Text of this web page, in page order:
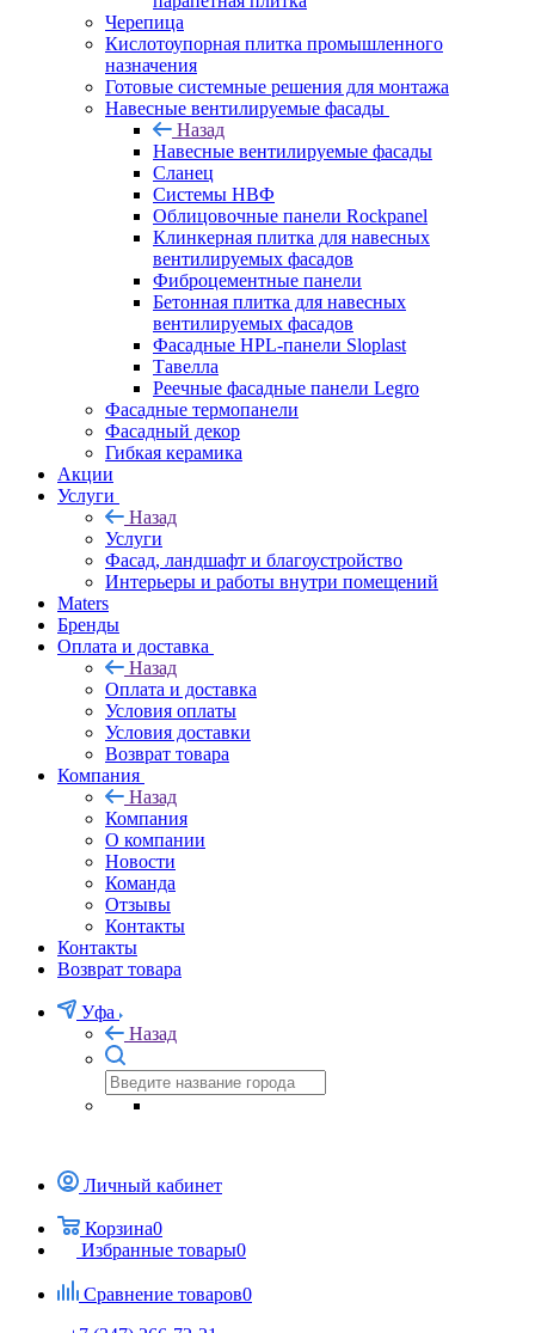
Черепица
Кислотоупорная плитка промышленного
назначения
Готовые системные решения для монтажа
Навесные вентилируемые фасады
Назад
Навесные вентилируемые фасады
Сланец
Системы НВФ
Облицовочные панели Rockpanel
Клинкерная плитка для навесных
вентилируемых фасадов
Фиброцементные панели
Бетонная плитка для навесных
вентилируемых фасадов
Фасадные HPL-панели Sloplast
Тавелла
Реечные фасадные панели Legro
Фасадные термопанели
Фасадный декор
Гибкая керамика
Акции
Услуги
Назад
Услуги
Фасад, ландшафт и благоустройство
Интерьеры и работы внутри помещений
Maters
Бренды
Оплата и доставка
Назад
Оплата и доставка
Условия оплаты
Условия доставки
Возврат товара
Компания
Назад
Компания
О компании
Новости
Команда
Отзывы
Контакты
Контакты
Возврат товара
Уфа
Назад
Личный кабинет
Корзина0
Избранные товары0
Сравнение товаров0